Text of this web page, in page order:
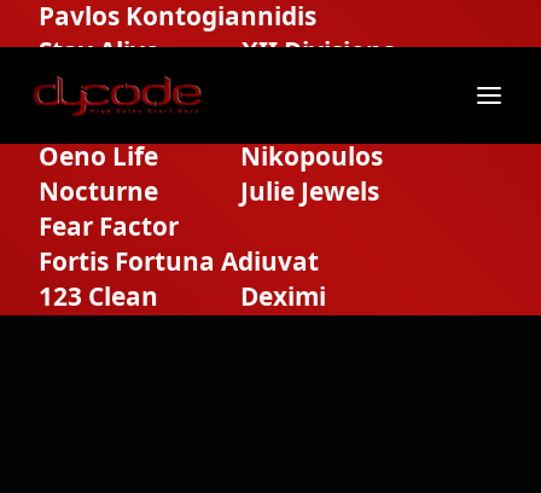
Pavlos Kontogiannidis
Stay Alive
XII Divisions
Seance
Santorini Premium Tours
Oeno Life
Nikopoulos
Nocturne
Julie Jewels
Fear Factor
Fortis Fortuna Adiuvat
123 Clean
Deximi